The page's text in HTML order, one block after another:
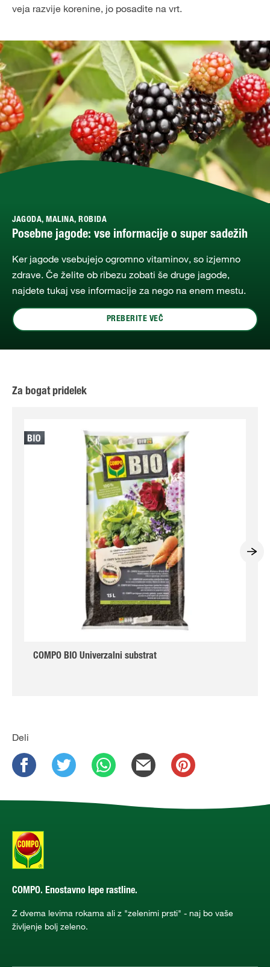
veja razvije korenine, jo posadite na vrt.
JAGODA, MALINA, ROBIDA
Posebne jagode: vse informacije o super sadežih
Ker jagode vsebujejo ogromno vitaminov, so izjemno
zdrave. Če želite ob ribezu zobati še druge jagode,
najdete tukaj vse informacije za nego na enem mestu.
PREBERITE VEČ
Za bogat pridelek
COMPO BIO Univerzalni substrat
Deli
COMPO. Enostavno lepe rastline.
Z dvema levima rokama ali z "zelenimi prsti" - naj bo vaše
življenje bolj zeleno.